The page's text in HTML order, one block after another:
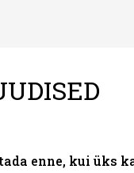
enne, kui üks